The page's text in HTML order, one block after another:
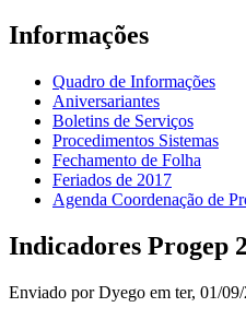
Informações
Quadro de Informações
Aniversariantes
Boletins de Serviços
Procedimentos Sistemas
Fechamento de Folha
Feriados de 2017
Agenda Coordenação de
Indicadores Progep
Enviado porDyego em ter, 01/